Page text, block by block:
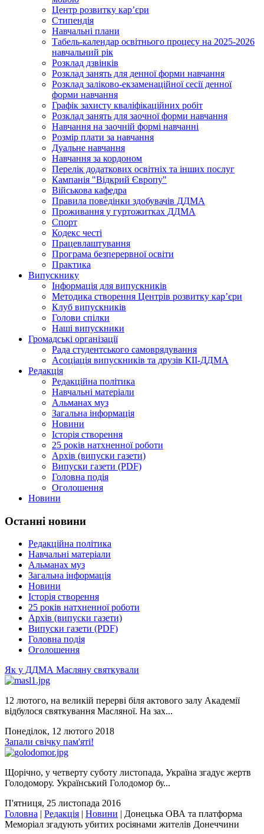
Центр розвитку кар’єри
Стипендія
Навчальні плани
Табель-календар освітнього процесу на 2025-2026
навчальний рік
Розклад дзвінків
Розклад занять для денної форми навчання
Розклад заліково-екзаменаційної сесії денної
форми навчання
Графік захисту кваліфікаційних робіт
Розклад занять для заочної форми навчання
Навчання на заочній формі навчанні
Розмір плати за навчання
Дуальне навчання
Навчання за кордоном
Перелік додаткових освітніх та інших послуг
Кампанія "Відкрий Європу"
Військова кафедра
Правила поведінки здобувачів ДДМА
Проживання у гуртожитках ДДМА
Спорт
Кодекс честі
Працевлаштування
Програма безперервної освіти
Практика
Випускнику
Інформація для випускників
Методика створення Центрів розвитку кар’єри
Клуб випускників
Голови спілки
Наші випускники
Громадські організації
Рада студентського самоврядування
Асоціація випускників та друзів КІІ-ДДМА
Редакція
Редакційна політика
Навчальні матеріали
Альманах муз
Загальна інформація
Новини
Історія створення
25 років натхненної роботи
Архів (випуски газети)
Випуски газети (PDF)
Головна подія
Оголошення
Новини
Останні новини
Редакційна політика
Навчальні матеріали
Альманах муз
Загальна інформація
Новини
Історія створення
25 років натхненної роботи
Архів (випуски газети)
Випуски газети (PDF)
Головна подія
Оголошення
Як у ДДМА Масляну святкували
12 лютого, на великій перерві біля актового залу Академії
відбулося святкування Масляної. На зах...
Понеділок, 12 лютого 2018
Запали свічку пам'яті!
Щорічно, у четверту суботу листопада, Україна згадує жертв
Голодомору. Український Голодомор бу...
П'ятниця, 25 листопада 2016
Головна | Редакція | Новини | Донецька ОВА та платформа
Меморіал згадують убитих росіянами жителів Донеччини